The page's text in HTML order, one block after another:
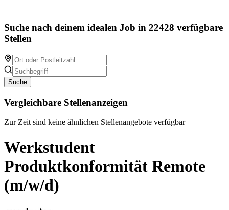
Suche nach deinem idealen Job in 22428 verfügbare
Stellen
Suche
Vergleichbare Stellenanzeigen
Zur Zeit sind keine ähnlichen Stellenangebote verfügbar
Werkstudent
Produktkonformität Remote
(m/w/d)